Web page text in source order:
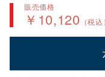
販売価格
￥10,120 （税込